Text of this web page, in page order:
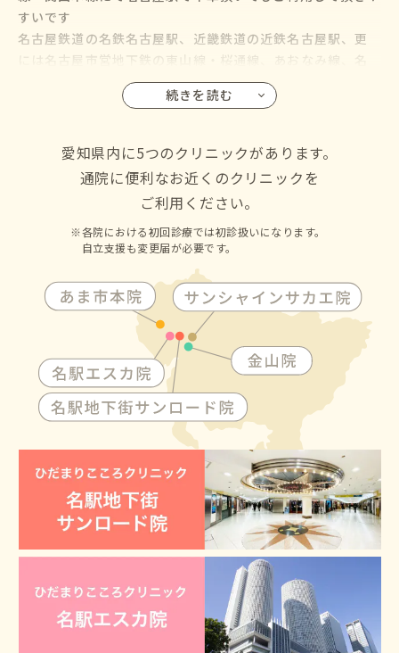
すいです
名古屋鉄道の名鉄名古屋駅、近畿鉄道の近鉄名古屋駅、更
には名古屋市営地下鉄の東山線・桜通線、あおなみ線、名
鉄バス・名古屋市営バスも名古屋駅に乗り入れているので、
名古屋市の千種区・東区・北区・西区・中村区・中区・昭
区・名東区・天白区にお住いの方からも通院して頂けます
続きを読む
愛知県内に5つのクリニックがあります。
通院に便利なお近くのクリニックを
ご利用ください。
各院における初回診療では初診扱いになります。
自立支援も変更届が必要です。